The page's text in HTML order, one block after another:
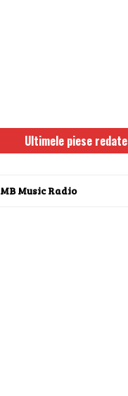
Ultimele piese redate
MB Music Radio